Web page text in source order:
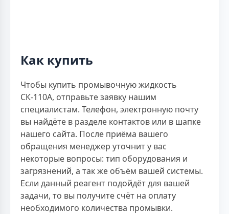
Как купить
Чтобы купить промывочную жидкость
СК-110А, отправьте заявку нашим
специалистам. Телефон, электронную почту
вы найдёте в разделе контактов или в шапке
нашего сайта. После приёма вашего
обращения менеджер уточнит у вас
некоторые вопросы: тип оборудования и
загрязнений, а так же объём вашей системы.
Если данный реагент подойдёт для вашей
задачи, то вы получите счёт на оплату
необходимого количества промывки.